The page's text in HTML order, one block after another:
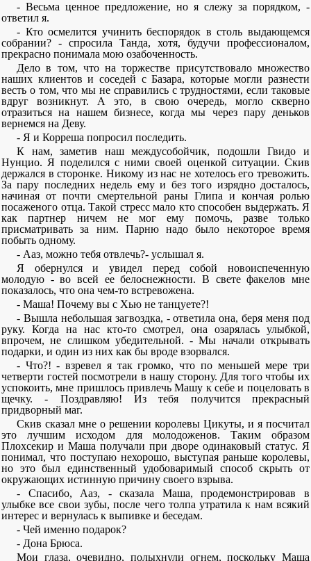
- Весьма ценное предложение, но я слежу за порядком, -
ответил я.
- Кто осмелится учинить беспорядок в столь выдающемся
собрании? - спросила Танда, хотя, будучи профессионалом,
прекрасно понимала мою озабоченность.
Дело в том, что на торжестве присутствовало множество
наших клиентов и соседей с Базара, которые могли разнести
весть о том, что мы не справились с трудностями, если таковые
вдруг возникнут. А это, в свою очередь, могло скверно
отразиться на нашем бизнесе, когда мы через пару деньков
вернемся на Деву.
- Я и Корреша попросил последить.
К нам, заметив наш междусобойчик, подошли Гвидо и
Нунцио. Я поделился с ними своей оценкой ситуации. Скив
держался в сторонке. Никому из нас не хотелось его тревожить.
За пару последних недель ему и без того изрядно досталось,
начиная от почти смертельной раны Глипа и кончая ролью
посаженого отца. Такой стресс мало кто способен выдержать. Я
как партнер ничем не мог ему помочь, разве только
присматривать за ним. Парню надо было некоторое время
побыть одному.
- Ааз, можно тебя отвлечь?- услышал я.
Я обернулся и увидел перед собой новоиспеченную
молодую - во всей ее белоснежности. В свете факелов мне
показалось, что она чем-то встревожена.
- Маша! Почему вы с Хью не танцуете?!
- Вышла небольшая загвоздка, - ответила она, беря меня под
руку. Когда на нас кто-то смотрел, она озарялась улыбкой,
впрочем, не слишком убедительной. - Мы начали открывать
подарки, и один из них как бы вроде взорвался.
- Что?! - взревел я так громко, что по меньшей мере три
четверти гостей посмотрели в нашу сторону. Для того чтобы их
успокоить, мне пришлось привлечь Машу к себе и поцеловать в
щечку. - Поздравляю! Из тебя получится прекрасный
придворный маг.
Скив сказал мне о решении королевы Цикуты, и я посчитал
это лучшим исходом для молодоженов. Таким образом
Плохсекир и Маша получали при дворе одинаковый статус. Я
понимал, что поступаю нехорошо, выступая раньше королевы,
но это был единственный удобоваримый способ скрыть от
окружающих истинную причину своего взрыва.
- Спасибо, Ааз, - сказала Маша, продемонстрировав в
улыбке все свои зубы, после чего толпа утратила к нам всякий
интерес и вернулась к выпивке и беседам.
- Чей именно подарок?
- Дона Брюса.
Мои глаза, очевидно, полыхнули огнем, поскольку Маша